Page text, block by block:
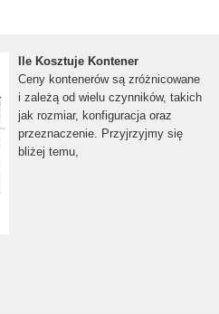
Ile Kosztuje Kontener
Ceny kontenerów są zróżnicowane
i zależą od wielu czynników, takich
jak rozmiar, konfiguracja oraz
przeznaczenie. Przyjrzyjmy się
bliżej temu,